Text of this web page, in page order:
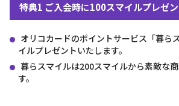
特典1 ご入会時に100スマイルプレゼ
オリコカードのポイントサービス「暮ら
イルプレゼントいたします。
暮らスマイルは200スマイルから素敵な
す。